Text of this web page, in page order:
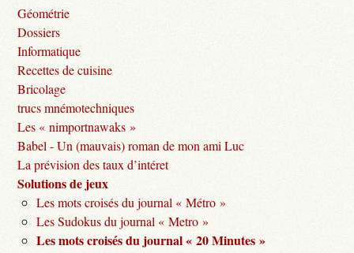
Géométrie
Dossiers
Informatique
Recettes de cuisine
Bricolage
trucs mnémotechniques
Les « nimportnawaks »
Babel - Un (mauvais) roman de mon ami Luc
La prévision des taux d’intéret
Solutions de jeux
Les mots croisés du journal « Métro »
Les Sudokus du journal « Metro »
Les mots croisés du journal « 20 Minutes »